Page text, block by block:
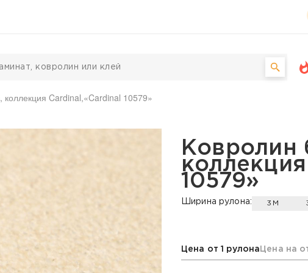
коллекция Cardinal,«Cardinal 10579»
коллекция Cardinal,
Ковролин
10579»
Ширина рулона: 3М
Цена от 1 рулона Цена на